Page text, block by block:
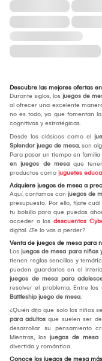
Descubre las mejores ofertas
Durante siglos, los juegos de
al ofrecer una excelente
no es todo, ya que fomentan
cognitivas y estratégicas.
Desde los clásicos como el
Splendor juego de mesa, son
Para pasar un tiempo en
en juegos de mesa que
productos como juguetes
Adquiere juegos de mesa a
Aquí, contamos con juegos de
presupuesto. Por ello, fíjate cuál
tu bolsillo para que puedas
acceder a los descuentos
digital. ¿Te lo vas a perder?
Venta de juegos de mesa para
Los juegos de mesa para niñas
tienen reglas sencillas y
pueden guardarlos en el
juegos de mesa para
resolver el problema. Entre los
Battleship juego de mesa.
¿Quién dijo que solo los niños
para adultos que suelen ser
desarrollar su pensamiento
Mientras, los juegos de mesa
divertida y romántica.
Conoce los juegos de mesa